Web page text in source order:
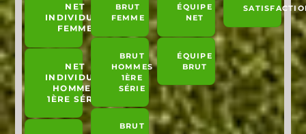
NET
INDIVIDUEL
FEMME
NET
INDIVIDUEL
HOMMES
1ÈRE SÉRIE
BRUT
FEMME
BRUT
HOMMES
1ÈRE
SÉRIE
BRUT
ÉQUIPE
NET
ÉQUIPE
BRUT